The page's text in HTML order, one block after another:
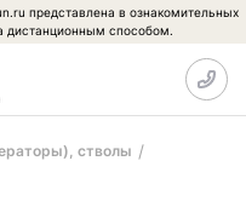
представлена в ознакомительных
дистанционным способом.
стволы